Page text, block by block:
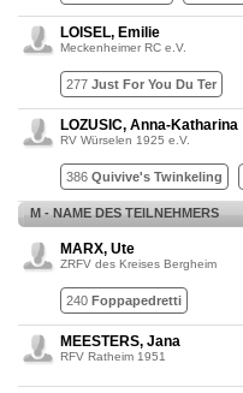
LOISEL, Emilie
Meckenheimer RC e.V.
277 Just For You Du Ter
LOZUSIC, Anna-Katharina
RV Würselen 1925 e.V.
386 Quivive's Twinkeling
M - NAME DES TEILNEHMERS
MARX, Ute
ZRFV des Kreises Bergheim
240 Foppapedretti
MEESTERS, Jana
RFV Ratheim 1951